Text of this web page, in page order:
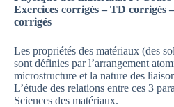
Exercices corrigés – TD corrigés
corrigés
Les propriétés des matériaux (des
sont définies par l’arrangement
microstructure et la nature des
L’étude des relations entre ces 3
Sciences des matériaux.